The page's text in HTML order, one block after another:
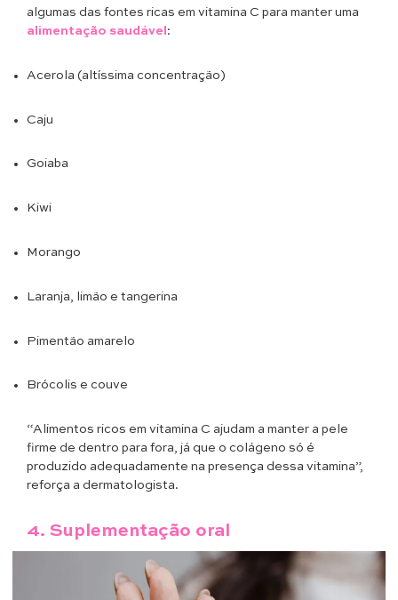
algumas das fontes ricas em vitamina C para manter uma
alimentação saudável :
Acerola (altíssima concentração)
Caju
Goiaba
Kiwi
Morango
Laranja, limão e tangerina
Pimentão amarelo
Brócolis e couve
“Alimentos ricos em vitamina C ajudam a manter a pele
firme de dentro para fora, já que o colágeno só é
produzido adequadamente na presença dessa vitamina”,
reforça a dermatologista.
4. Suplementação oral